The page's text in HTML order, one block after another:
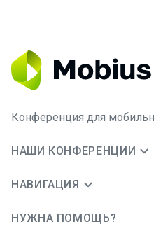
Конференция для
НАШИ КОНФЕРЕНЦИИ
НАВИГАЦИЯ
НУЖНА ПОМОЩЬ?